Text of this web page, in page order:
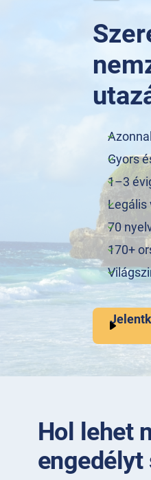
Gyors
1–3
Legális
70
170+
Hol lehet
engedélyt